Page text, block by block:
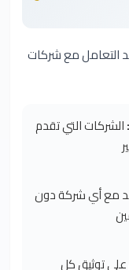
التعامل مع شركات
الشركات التي تقدم
مع أي شركة دون
توثيق كل